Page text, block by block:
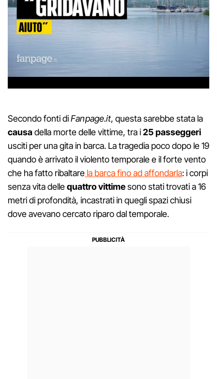
Secondo fonti diFanpage.it, questa sarebbe stata la
causadella morte delle vittime, tra i25 passeggeri
usciti per una gita in barca. La tragedia poco dopo le 19
quando è arrivato il violento temporale e il forte vento
che ha fatto ribaltare la barca fino ad affondarla: i corpi
senza vita dellequattro vittimesono stati trovati a 16
metri di profondità, incastrati in quegli spazi chiusi
dove avevano cercato riparo dal temporale.